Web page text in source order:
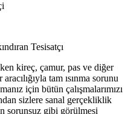
Tesisatçı
kireç, çamur, pas ve diğer
tam ısınma sorunu
için bütün çalışmalarımızı
sizlere sanal gerçekliklik
sorunsuz gibi görülmesi